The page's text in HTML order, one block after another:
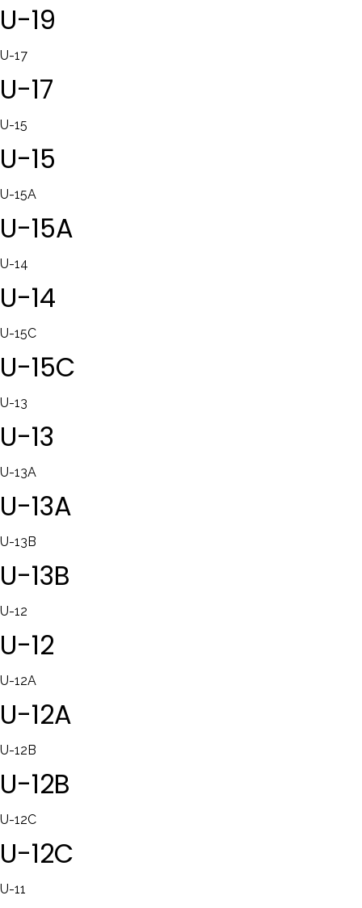
U-19
U-17
U-17
U-15
U-15
U-15A
U-15A
U-14
U-14
U-15C
U-15C
U-13
U-13
U-13A
U-13A
U-13B
U-13B
U-12
U-12
U-12A
U-12A
U-12B
U-12B
U-12C
U-12C
U-11